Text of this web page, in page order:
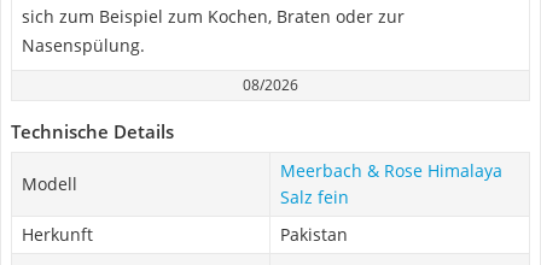
sich zum Beispiel zum Kochen, Braten oder zur
Nasenspülung.
08/2026
Technische Details
Modell
Meerbach & Rose Himalaya
Salz fein
Herkunft
Pakistan